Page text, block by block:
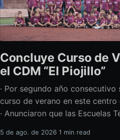
Concluye Curso de
el CDM “El Piojillo”
· Por segundo año consecutivo
curso de verano en este
· Anunciaron que las Escuelas
5 de ago. de 2026 1 min read